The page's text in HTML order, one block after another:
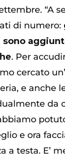
“A
di numero:
sono
. Per
cercato
e anche
da
e ora
a testa. E’